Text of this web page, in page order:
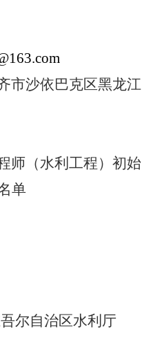
市沙依巴克区黑龙江
师（水利工程）初始
单
区水利厅